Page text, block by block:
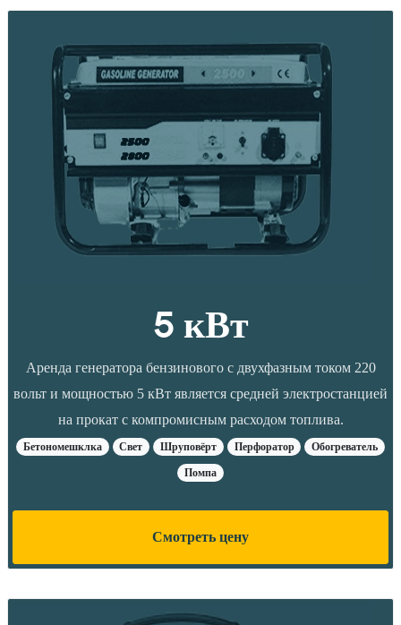
5 кВт
Аренда генератора бензинового с двухфазным током 220
вольт и мощностью 5 кВт является средней электростанцией
на прокат с компромисным расходом топлива.
Бетономешклка Свет Шруповёрт Перфоратор Обогреватель
Помпа
Смотреть цену